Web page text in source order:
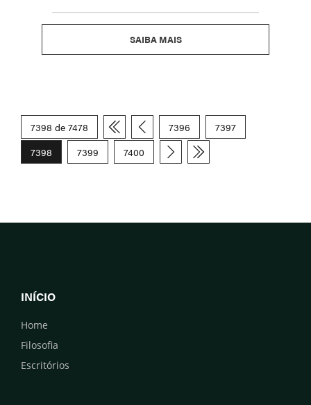
SAIBA MAIS
7398 de 7478 7396
7397
7398
7399 7400
INÍCIO
Home
Filosofia
Escritórios